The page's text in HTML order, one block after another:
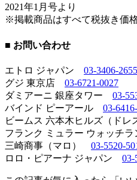
2021年1月号より
※掲載商品はすべて税抜き価
■ お問い合わせ
エトロ ジャパン 03-3406-2655
グジ 東京店 03-6721-0027
ダミアーニ 銀座タワー 03-
バインド ピーアール 03-
ビームス 六本木ヒルズ（ド
フランク ミュラー ウォッチ
三崎商事（マロ） 03-5520-
ロロ・ピアーナ ジャパン 03-